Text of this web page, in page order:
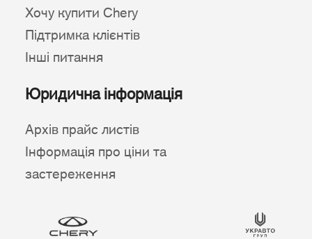
Хочу купити Chery
Підтримка клієнтів
Інші питання
Юридична інформація
Архів прайс листів
Інформація про ціни та
застереження